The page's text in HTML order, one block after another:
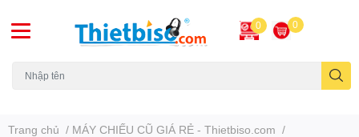
0 0
Trang chủ / MÁY CHIẾU CŨ GIÁ RẺ - Thietbiso.com /